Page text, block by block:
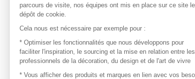
Découvrir
Les produits de milliers de
S'inspirer
Inspiration et sélections de produits
parcours de visite, nos équipes ont mis en place sur ce site le
dépôt de cookie.
Cela nous est nécessaire par exemple pour :
* Optimiser les fonctionnalités que nous développons pour
faciliter l'inspiration, le sourcing et la mise en relation entre les
professionnels de la décoration, du design et de l'art de vivre
* Vous afficher des produits et marques en lien avec vos